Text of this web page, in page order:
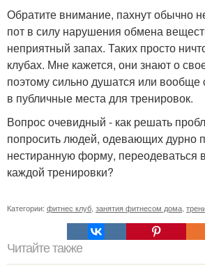
Обратите внимание, пахнут обычно
пот в силу нарушения обмена
неприятный запах. Таких просто
клубах. Мне кажется, они знают о
поэтому сильно душатся или вообще
в публичные места для тренировок.
Вопрос очевидный - как решать
попросить людей, одевающих дурно
нестиранную форму, переодеваться
каждой тренировки?
Категории: фитнес клуб, занятия фитнесом дома,
Читайте также